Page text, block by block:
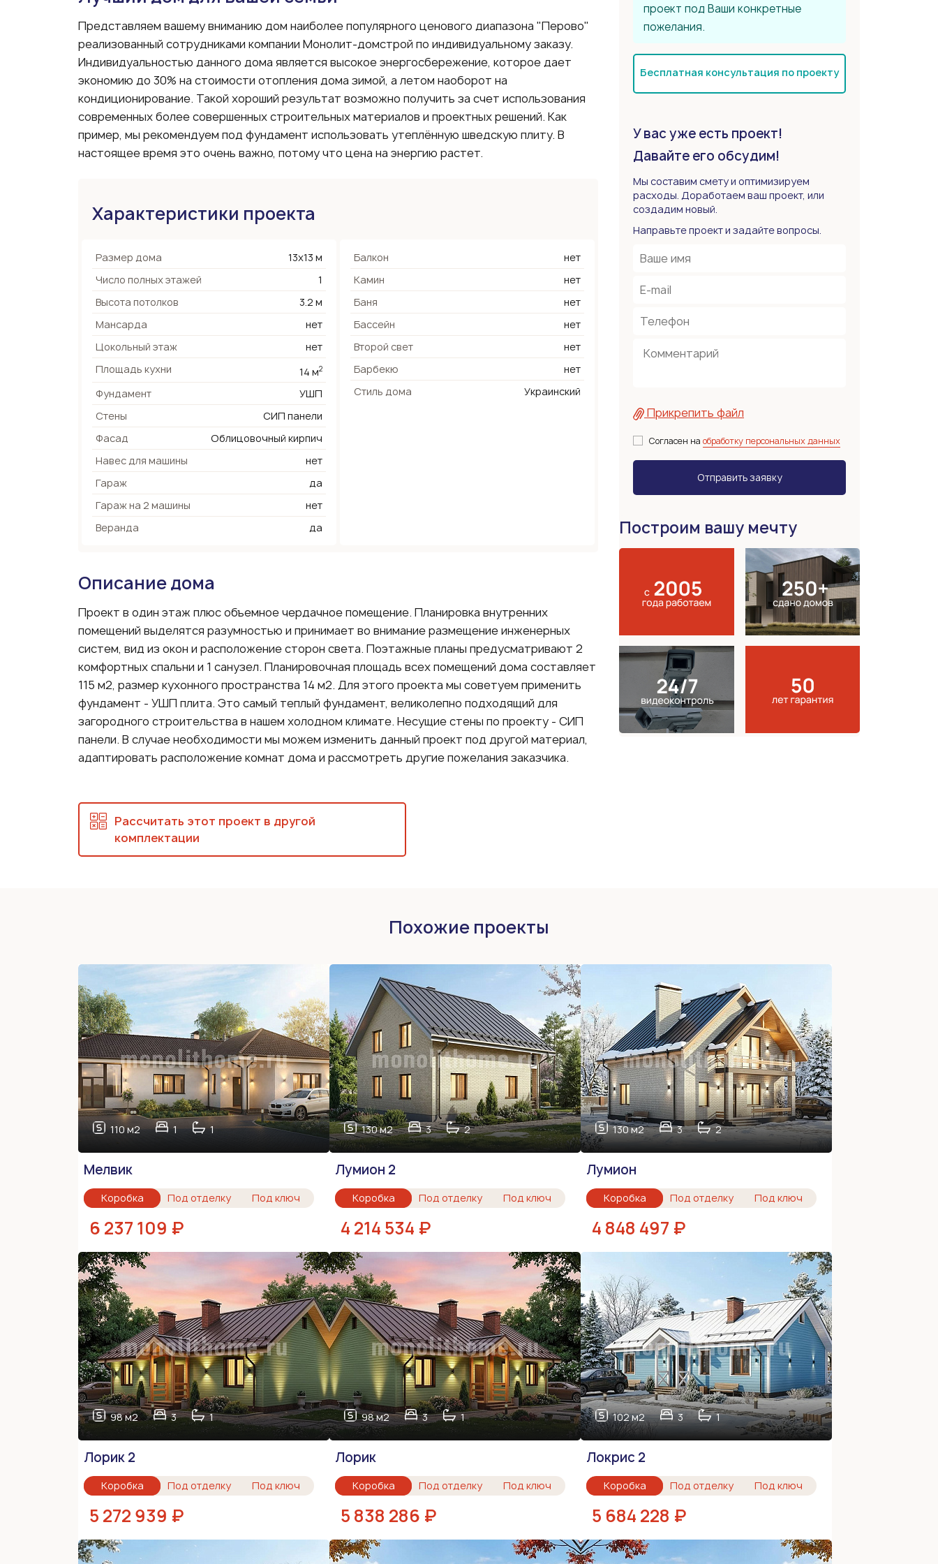
Представляем вашему вниманию дом наиболее популярного ценового диапазона "Перово"
реализованный сотрудниками компании Монолит-домстрой по индивидуальному заказу.
Индивидуальностью данного дома является высокое энергосбережение, которое дает
экономию до 30% на стоимости отопления дома зимой, а летом наоборот на
кондиционирование. Такой хороший результат возможно получить за счет использования
современных более совершенных строительных материалов и проектных решений. Как
пример, мы рекомендуем под фундамент использовать утеплённую шведскую плиту. В
настоящее время это очень важно, потому что цена на энергию растет.
Характеристики проекта
Размер дома
13х13 м
Число полных этажей
1
Высота потолков
3.2 м
Мансарда
нет
Цокольный этаж
нет
Площадь кухни
14 м2
Фундамент
УШП
Стены
СИП панели
Фасад
Облицовочный кирпич
Навес для машины
нет
Гараж
да
Гараж на 2 машины
нет
Веранда
да
Балкон
нет
Камин
нет
Баня
нет
Бассейн
нет
Второй свет
нет
Барбекю
нет
Стиль дома
Украинский
Описание дома
Проект в один этаж плюс объемное чердачное помещение. Планировка внутренних
помещений выделятся разумностью и принимает во внимание размещение инженерных
систем, вид из окон и расположение сторон света. Поэтажные планы предусматривают 2
комфортных спальни и 1 санузел. Планировочная площадь всех помещений дома составляет
115 м2, размер кухонного пространства 14 м2. Для этого проекта мы советуем применить
фундамент - УШП плита. Это самый теплый фундамент, великолепно подходящий для
загородного строительства в нашем холодном климате. Несущие стены по проекту - СИП
панели. В случае необходимости мы можем изменить данный проект под другой материал,
адаптировать расположение комнат дома и рассмотреть другие пожелания заказчика.
проект под Ваши конкретные
пожелания.
Бесплатная консультация по проекту
У вас уже есть проект!
Давайте его обсудим!
Мы составим смету и оптимизируем
расходы. Доработаем ваш проект, или
создадим новый.
Направьте проект и задайте вопросы.
Прикрепить файл
Согласен на обработку персональных данных
Построим вашу мечту
Рассчитать этот проект в другой
комплектации
Похожие проекты
110 м2 1 1
Мелвик
Коробка Под отделку Под ключ
6 237 109 ₽
130 м2 3 2
Лумион 2
Коробка Под отделку Под ключ
4 214 534 ₽
130 м2 3 2
Лумион
Коробка Под отделку Под ключ
4 848 497 ₽
98 м2 3 1
Лорик 2
Коробка Под отделку Под ключ
5 272 939 ₽
98 м2 3 1
Лорик
Коробка Под отделку Под ключ
5 838 286 ₽
102 м2 3 1
Локрис 2
Коробка Под отделку Под ключ
5 684 228 ₽